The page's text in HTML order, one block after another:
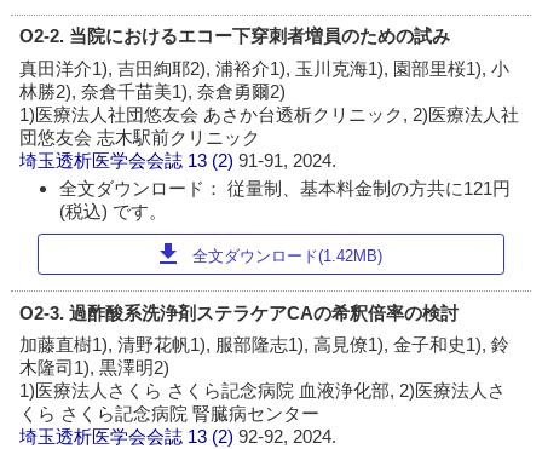
O2-2. 当院におけるエコー下穿刺者増員のための試み
真田洋介1), 吉田絢耶2), 浦裕介1), 玉川克海1), 園部里桜1), 小
林勝2), 奈倉千苗美1), 奈倉勇爾2)
1)医療法人社団悠友会 あさか台透析クリニック, 2)医療法人社
団悠友会 志木駅前クリニック
埼玉透析医学会会誌 13 (2)91-91, 2024.
全文ダウンロード： 従量制、基本料金制の方共に121円
(税込) です。
download 全文ダウンロード(1.42MB)
O2-3. 過酢酸系洗浄剤ステラケアCAの希釈倍率の検討
加藤直樹1), 清野花帆1), 服部隆志1), 高見僚1), 金子和史1), 鈴
木隆司1), 黒澤明2)
1)医療法人さくら さくら記念病院 血液浄化部, 2)医療法人さ
くら さくら記念病院 腎臓病センター
埼玉透析医学会会誌 13 (2)92-92, 2024.